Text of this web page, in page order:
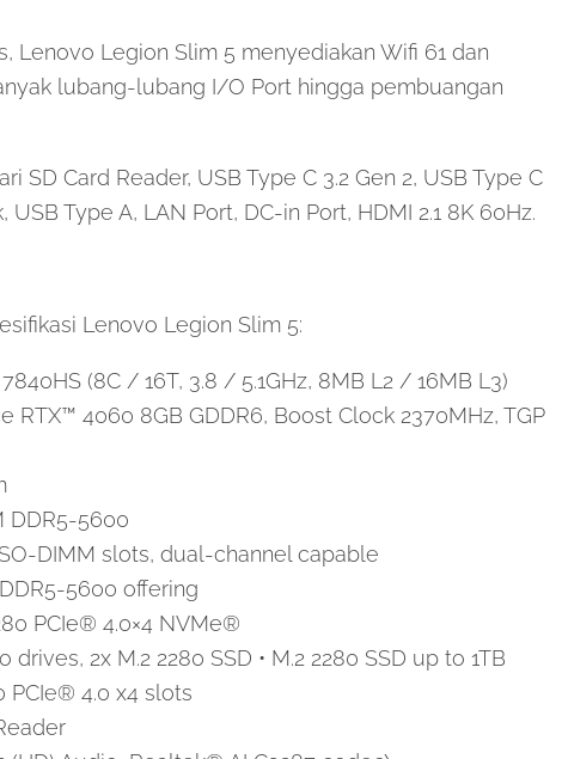
Lenovo Legion Slim 5 menyediakan Wifi 61 dan
lubang-lubang I/O Port hingga pembuangan
SD Card Reader, USB Type C 3.2 Gen 2, USB Type C
USB Type A, LAN Port, DC-in Port, HDMI 2.1 8K 60Hz.
Lenovo Legion Slim 5:
(8C / 16T, 3.8 / 5.1GHz, 8MB L2 / 16MB L3)
RTX™ 4060 8GB GDDR6, Boost Clock 2370MHz, TGP
DDR5-5600
DIMM slots, dual-channel capable
5600 offering
PCIe® 4.0×4 NVMe®
2x M.2 2280 SSD • M.2 2280 SSD up to 1TB
PCIe® 4.0 x4 slots